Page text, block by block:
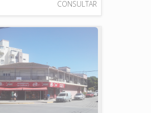
CONSULTAR